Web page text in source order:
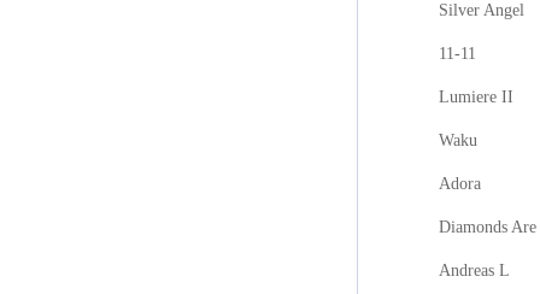
Silver Angel
11-11
Lumiere II
Waku
Adora
Diamonds
Andreas L